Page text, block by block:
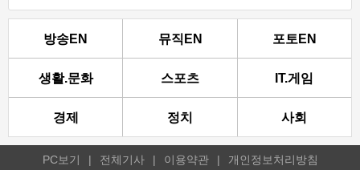
방송EN 뮤직EN 포토EN
생활.문화 스포츠 IT.게임
경제 정치 사회
PC보기 | 전체기사 | 이용약관 | 개인정보처리방침